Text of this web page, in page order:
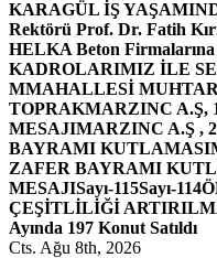
KARAGÜL İŞ
Rektörü Prof. Dr. Fatih
HELKA Beton
KADROLARIMIZ İLE
MMAHALLESİ
TOPRAKMARZINC A.Ş,
MESAJIMARZINC A.Ş ,
BAYRAMI KUTLAMASI
ZAFER BAYRAMI
MESAJISayı-115Sayı-114
ÇEŞİTLİLİĞİ
Ayında 197 Konut Satıldı
Cts. Ağu 8th, 2026